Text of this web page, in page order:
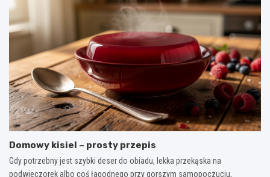
Domowy kisiel – prosty przepis
Gdy potrzebny jest szybki deser do obiadu, lekka przekąska na
podwieczorek albo coś łagodnego przy gorszym samopoczuciu,